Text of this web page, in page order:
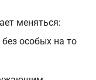
меняться:
особых на то